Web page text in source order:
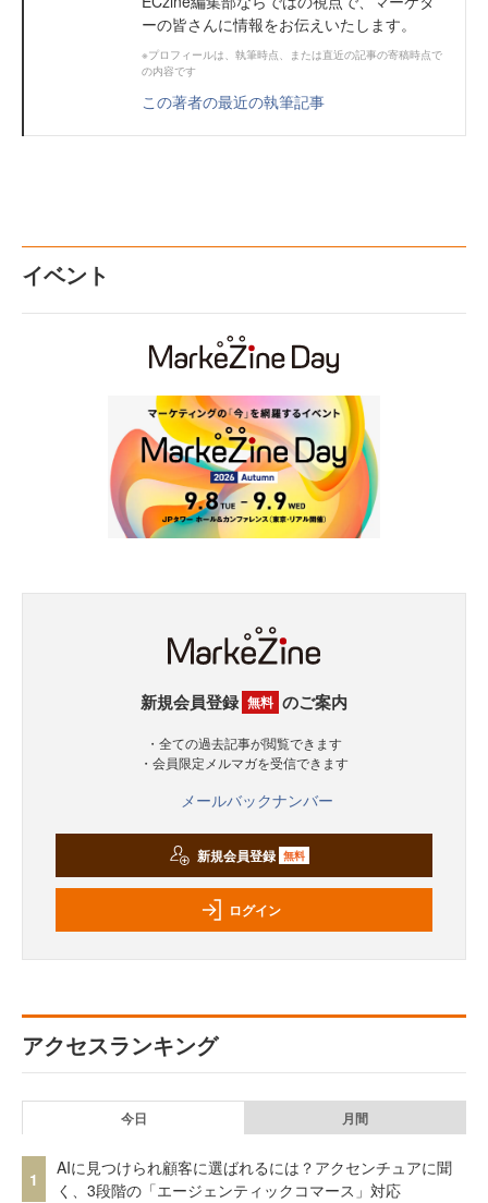
ーの皆さんに情報をお伝えいたします。
※プロフィールは、執筆時点、または直近の記事の寄稿時点で
の内容です
この著者の最近の執筆記事
イベント
新規会員登録 無料 のご案内
・全ての過去記事が閲覧できます
・会員限定メルマガを受信できます
メールバックナンバー
新規会員登録 無料
ログイン
アクセスランキング
今日 月間
1
AIに見つけられ顧客に選ばれるには？アクセンチュアに聞
く、3段階の「エージェンティックコマース」対応